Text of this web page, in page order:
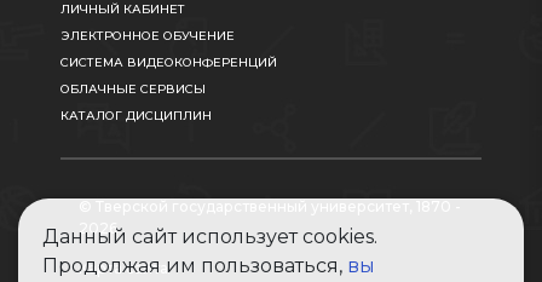
ЛИЧНЫЙ КАБИНЕТ
ЭЛЕКТРОННОЕ ОБУЧЕНИЕ
СИСТЕМА ВИДЕОКОНФЕРЕНЦИЙ
ОБЛАЧНЫЕ СЕРВИСЫ
КАТАЛОГ ДИСЦИПЛИН
2026
Карта сайта
Данный сайт использует cookies.
Продолжая им пользоваться, вы